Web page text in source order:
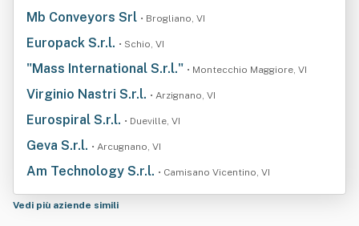
Mb Conveyors Srl • Brogliano, VI
Europack S.r.l. • Schio, VI
"Mass International S.r.l." • Montecchio Maggiore, VI
Virginio Nastri S.r.l. • Arzignano, VI
Eurospiral S.r.l. • Dueville, VI
Geva S.r.l. • Arcugnano, VI
Am Technology S.r.l. • Camisano Vicentino, VI
Vedi più aziende simili